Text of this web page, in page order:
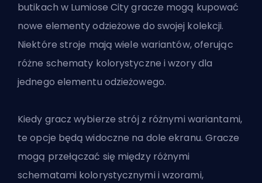
butikach w Lumiose Citygracze mogą kupować
nowe elementy odzieżowe do swojej kolekcji.
Niektóre stroje mają wiele wariantów, oferując
różne schematy kolorystyczne i wzory dla
jednego elementu odzieżowego.
Kiedy gracz wybierze strój z różnymi wariantami,
te opcje będą widoczne na dole ekranu. Gracze
mogą przełączać się między różnymi
schematami kolorystycznymi i wzorami,